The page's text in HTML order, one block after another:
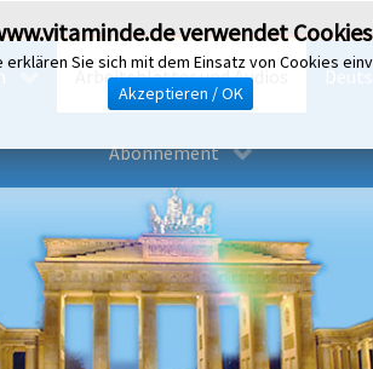
Arbeitsblätter und Audios
Abonnement
verwendet Cookies
Sie sich mit dem Einsatz von Cookies
Akzeptieren / OK